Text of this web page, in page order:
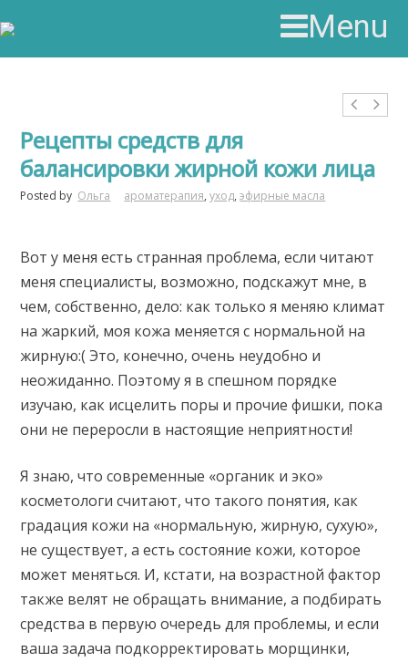
Menu
Рецепты средств для
балансировки жирной кожи лица
Posted by Ольга ароматерапия,уход,эфирные масла
Вот у меня есть странная проблема, если читают
меня специалисты, возможно, подскажут мне, в
чем, собственно, дело: как только я меняю климат
на жаркий, моя кожа меняется с нормальной на
жирную:( Это, конечно, очень неудобно и
неожиданно. Поэтому я в спешном порядке
изучаю, как исцелить поры и прочие фишки, пока
они не переросли в настоящие неприятности!
Я знаю, что современные «органик и эко»
косметологи считают, что такого понятия, как
градация кожи на «нормальную, жирную, сухую»,
не существует, а есть состояние кожи, которое
может меняться. И, кстати, на возрастной фактор
также велят не обращать внимание, а подбирать
средства в первую очередь для проблемы, и если
ваша задача подкорректировать морщинки,